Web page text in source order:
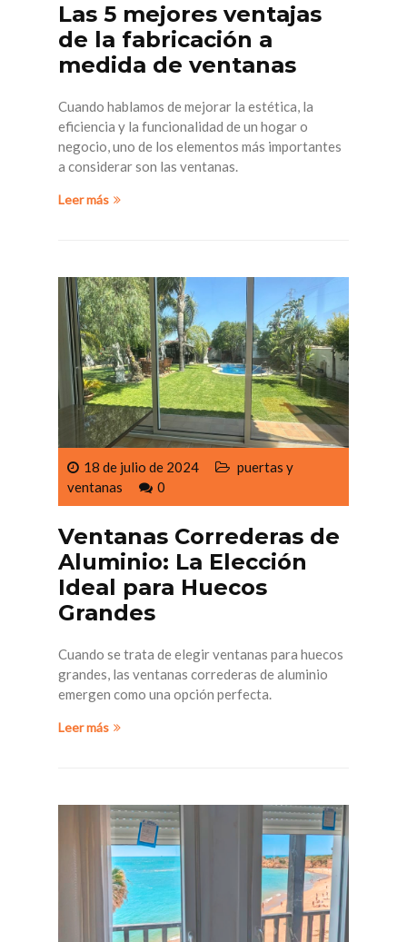
Las 5 mejores ventajas
de la fabricación a
medida de ventanas
Cuando hablamos de mejorar la estética, la
eficiencia y la funcionalidad de un hogar o
negocio, uno de los elementos más importantes
a considerar son las ventanas.
Leer más
18 de julio de 2024
puertas y
ventanas
0
Ventanas Correderas de
Aluminio: La Elección
Ideal para Huecos
Grandes
Cuando se trata de elegir ventanas para huecos
grandes, las ventanas correderas de aluminio
emergen como una opción perfecta.
Leer más